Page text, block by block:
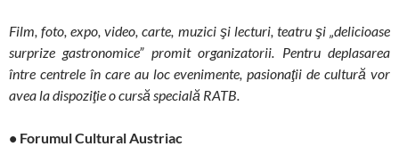
Film, foto, expo, video, carte, muzici şi lecturi, teatru şi „delicioase
surprize gastronomice” promit organizatorii. Pentru deplasarea
între centrele în care au loc evenimente, pasionaţii de cultură vor
avea la dispoziţie o cursă specială RATB.
• Forumul Cultural Austriac